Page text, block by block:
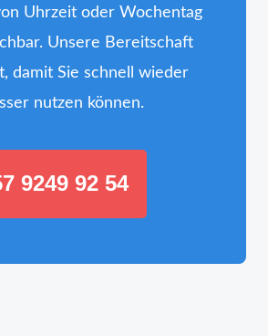
Uhrzeit oder Wochentag
Unsere Bereitschaft
damit Sie schnell wieder
nutzen können.
9249 92 54